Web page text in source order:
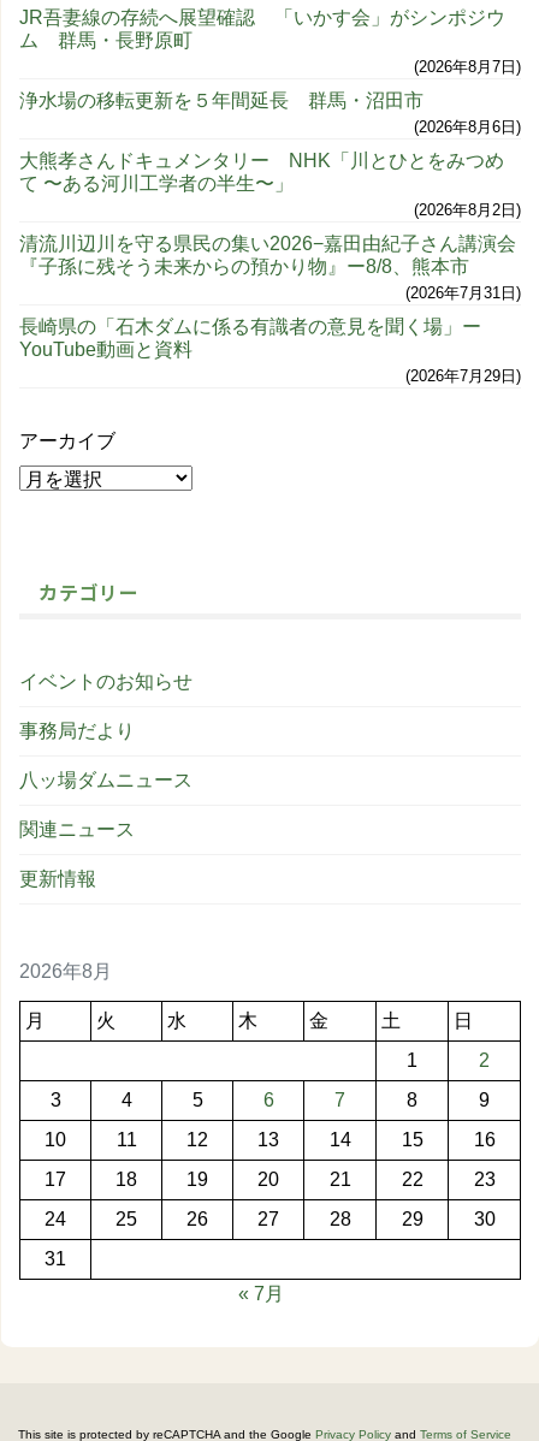
JR吾妻線の存続へ展望確認 「いかす会」がシンポジウ
ム 群馬・長野原町
2026年8月7日
浄水場の移転更新を５年間延長 群馬・沼田市
2026年8月6日
大熊孝さんドキュメンタリー NHK「川とひとをみつめ
て 〜ある河川工学者の半生〜」
2026年8月2日
清流川辺川を守る県民の集い2026−嘉田由紀子さん講演会
『子孫に残そう未来からの預かり物』ー8/8、熊本市
2026年7月31日
長崎県の「石木ダムに係る有識者の意見を聞く場」ー
YouTube動画と資料
2026年7月29日
アーカイブ
カテゴリー
イベントのお知らせ
事務局だより
八ッ場ダムニュース
関連ニュース
更新情報
2026年8月
月 火 水 木 金 土
日
1
2
3
4 5 6 7 8
9
10
11 12 13 14 15
16
17
18 19 20 21 22
23
24
25 26 27 28 29
30
31
« 7月
This site is protected by reCAPTCHA and the Google Privacy Policy and Terms of Service